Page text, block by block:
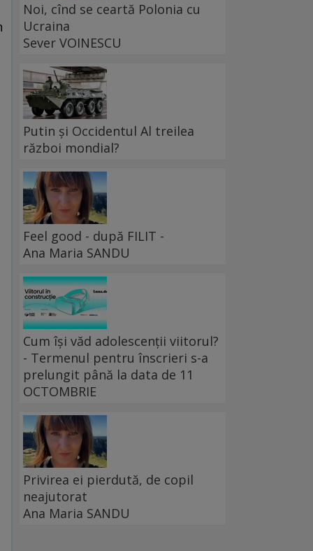
Noi, cînd se ceartă Polonia cu
Ucraina
Sever VOINESCU
Putin și Occidentul Al treilea
război mondial?
Feel good - după FILIT -
Ana Maria SANDU
Cum își văd adolescenții viitorul?
- Termenul pentru înscrieri s-a
prelungit până la data de 11
OCTOMBRIE
Privirea ei pierdută, de copil
neajutorat
Ana Maria SANDU